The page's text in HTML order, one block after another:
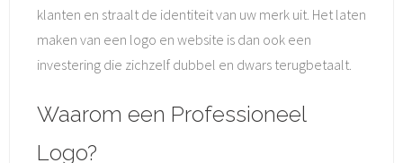
klanten en straalt de identiteit van uw merk uit. Het laten
maken van een logo en website is dan ook een
investering die zichzelf dubbel en dwars terugbetaalt.
Waarom een Professioneel
Logo?